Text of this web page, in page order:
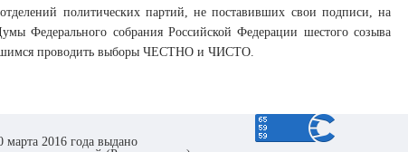
политических партий, не поставивших свои подписи, на
Федерального собрания Российской Федерации шестого созыва
проводить выборы ЧЕСТНО и ЧИСТО.
2016 года выдано